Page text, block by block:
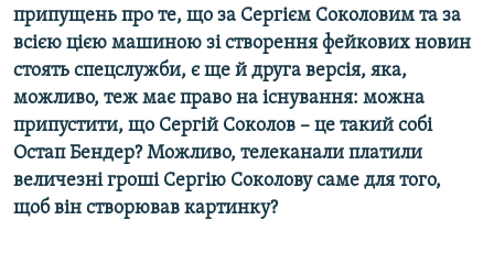
припущень про те, що за Сергієм Соколовим та за
всією цією машиною зі створення фейкових новин
стоять спецслужби, є ще й друга версія, яка,
можливо, теж має право на існування: можна
припустити, що Сергій Соколов – це такий собі
Остап Бендер? Можливо, телеканали платили
величезні гроші Сергію Соколову саме для того,
щоб він створював картинку?